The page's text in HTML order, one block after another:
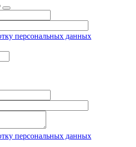
персональных данных
персональных данных